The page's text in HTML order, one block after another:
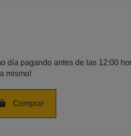
día pagando antes de las 12:00
mismo!
Comprar